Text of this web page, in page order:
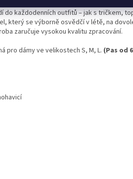
do každodenních outfitů – jak s tričkem,
který se výborně osvědčí v létě, na
zaručuje vysokou kvalitu zpracování.
pro dámy ve velikostech S, M, L. (Pas od